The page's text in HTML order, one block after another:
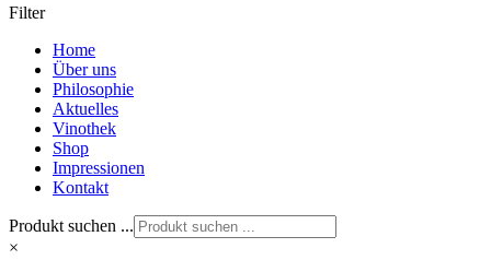
Filter
Home
Über uns
Philosophie
Aktuelles
Vinothek
Shop
Impressionen
Kontakt
Produkt suchen ...
×